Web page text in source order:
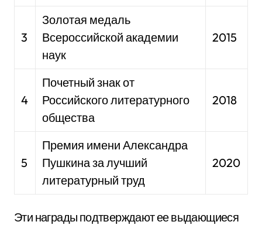
3
Золотая медаль
Всероссийской академии
наук
2015
4
Почетный знак от
Российского литературного
общества
2018
5
Премия имени Александра
Пушкина за лучший
литературный труд
2020
Эти награды подтверждают ее выдающиеся